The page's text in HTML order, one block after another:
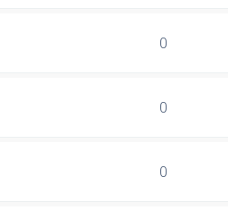
0
0
0